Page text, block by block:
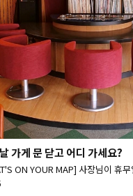
가게 문 닫고 어디 가세요?
ON YOUR MAP] 사장님이 휴